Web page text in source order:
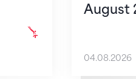
August
04.08.2026